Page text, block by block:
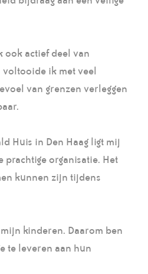
ook actief deel van
ik met veel
van grenzen verleggen
Huis in Den Haag ligt mij
prachtige organisatie. Het
kunnen zijn tijdens
kinderen. Daarom ben
te leveren aan hun